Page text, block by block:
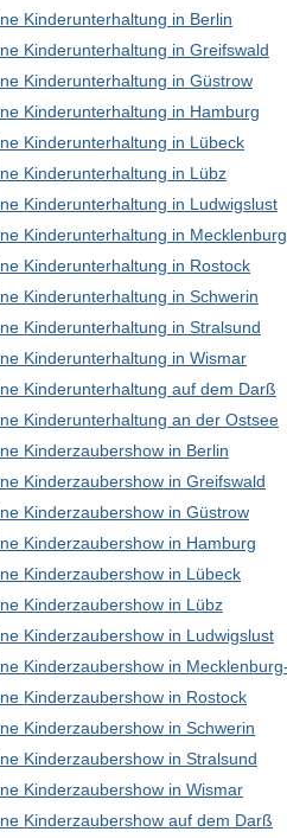
Kinderunterhaltung in Berlin
Kinderunterhaltung in Greifswald
Kinderunterhaltung in Güstrow
Kinderunterhaltung in Hamburg
Kinderunterhaltung in Lübeck
Kinderunterhaltung in Lübz
Kinderunterhaltung in Ludwigslust
Kinderunterhaltung in
Kinderunterhaltung in Rostock
Kinderunterhaltung in Schwerin
Kinderunterhaltung in Stralsund
Kinderunterhaltung in Wismar
Kinderunterhaltung auf dem Darß
Kinderunterhaltung an der Ostsee
Kinderzaubershow in Berlin
Kinderzaubershow in Greifswald
Kinderzaubershow in Güstrow
Kinderzaubershow in Hamburg
Kinderzaubershow in Lübeck
Kinderzaubershow in Lübz
Kinderzaubershow in Ludwigslust
Kinderzaubershow in
Kinderzaubershow in Rostock
Kinderzaubershow in Schwerin
Kinderzaubershow in Stralsund
Kinderzaubershow in Wismar
Kinderzaubershow auf dem Darß